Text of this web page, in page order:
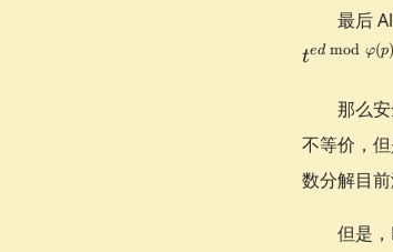
最后
ted mod φ(p)
那么
不等价，
数分解目
但是